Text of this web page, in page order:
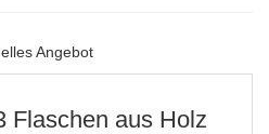
Angebot
Flaschen aus Holz